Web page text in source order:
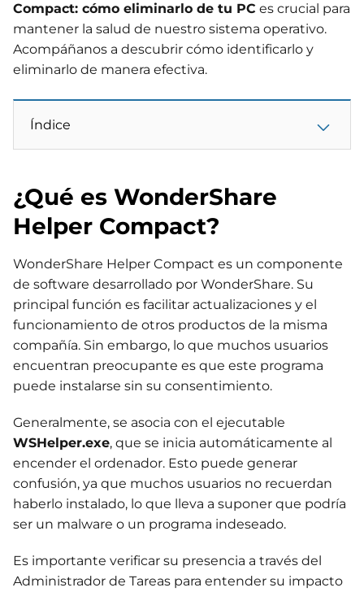
Compact: cómo eliminarlo de tu PC es crucial para
mantener la salud de nuestro sistema operativo.
Acompáñanos a descubrir cómo identificarlo y
eliminarlo de manera efectiva.
Índice
¿Qué es WonderShare
Helper Compact?
WonderShare Helper Compact es un componente
de software desarrollado por WonderShare. Su
principal función es facilitar actualizaciones y el
funcionamiento de otros productos de la misma
compañía. Sin embargo, lo que muchos usuarios
encuentran preocupante es que este programa
puede instalarse sin su consentimiento.
Generalmente, se asocia con el ejecutable
WSHelper.exe, que se inicia automáticamente al
encender el ordenador. Esto puede generar
confusión, ya que muchos usuarios no recuerdan
haberlo instalado, lo que lleva a suponer que podría
ser un malware o un programa indeseado.
Es importante verificar su presencia a través del
Administrador de Tareas para entender su impacto